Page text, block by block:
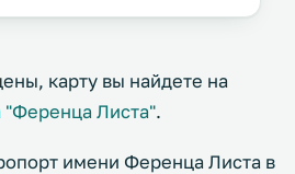
карту вы найдете на
"Ференца Листа".
имени Ференца Листа в